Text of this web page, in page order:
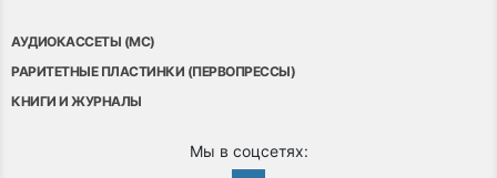
АУДИОКАССЕТЫ (MC)
РАРИТЕТНЫЕ ПЛАСТИНКИ (ПЕРВОПРЕССЫ)
КНИГИ И ЖУРНАЛЫ
Мы в соцсетях: